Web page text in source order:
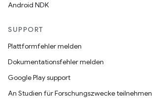
Android NDK
SUPPORT
Plattformfehler melden
Dokumentationsfehler melden
Google Play support
An Studien für Forschungszwecke teilnehmen